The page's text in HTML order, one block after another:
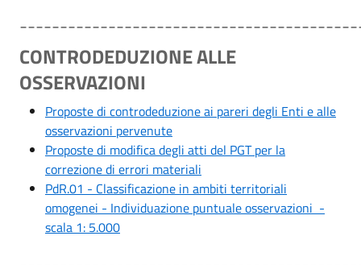
CONTRODEDUZIONE ALLE
OSSERVAZIONI
Proposte di controdeduzione ai pareri degli Enti e alle
osservazioni pervenute
Proposte di modifica degli atti del PGT per la
correzione di errori materiali
PdR.01 - Classificazione in ambiti territoriali
omogenei - Individuazione puntuale osservazioni -
scala 1: 5.000